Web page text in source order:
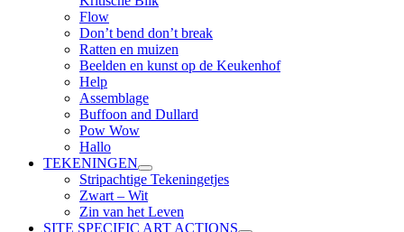
Flow
Don’t bend don’t break
Ratten en muizen
Beelden en kunst op de Keukenhof
Help
Assemblage
Buffoon and Dullard
Pow Wow
Hallo
TEKENINGEN
submenu
uitvouwen
Stripachtige Tekeningetjes
Zwart – Wit
Zin van het Leven
SITE SPECIFIC ART ACTIONS